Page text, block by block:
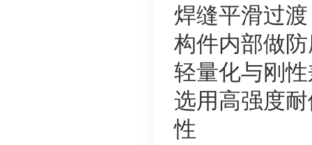
焊缝平滑过
构件内部做
轻量化与刚
选用高强度
性